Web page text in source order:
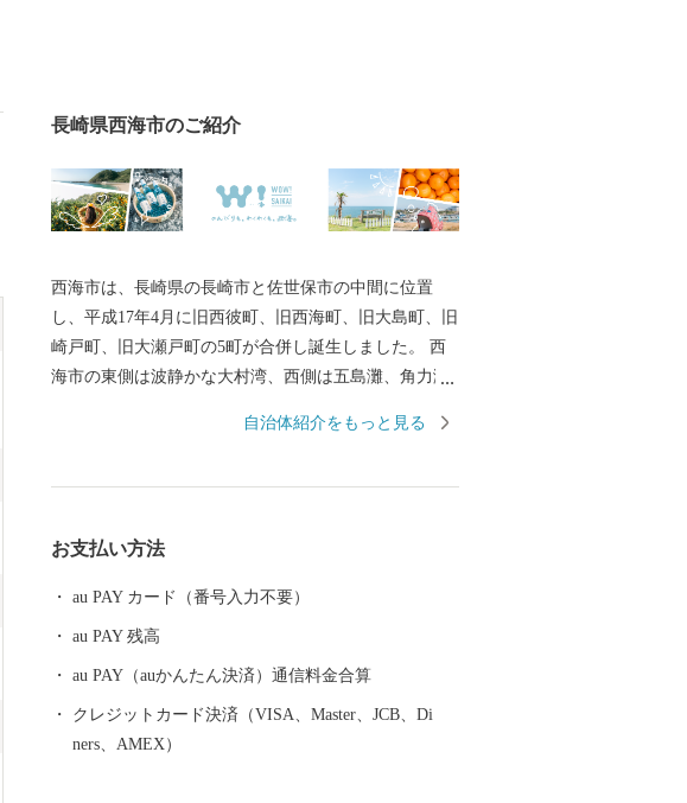
長崎県西海市のご紹介
西海市は、長崎県の長崎市と佐世保市の中間に位置
し、平成17年4月に旧西彼町、旧西海町、旧大島町、旧
崎戸町、旧大瀬戸町の5町が合併し誕生しました。 西
海市の東側は波静かな大村湾、西側は五島灘、角力灘
島々を有しています。 また、西海国立公園、大村湾県
山の幸がたくさんあり、「みかん」や「ゆで干し大
根」、「伊勢海老」や「ゑべすタコ」、「うず潮カ
くとろける美味しさの「原口みかん」や大村湾で育っ
た旨みたっぷりの「うず潮カキ」や「伊勢海老」が有
自治体紹介をもっと見る
お支払い方法
au PAY カード（番号入力不要）
au PAY 残高
au PAY（auかんたん決済）通信料金合算
クレジットカード決済（VISA、Master、JCB、Di
ners、AMEX）